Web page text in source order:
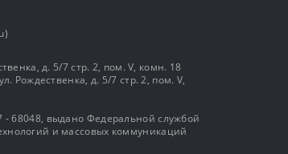
д. 5/7 стр. 2, пом. V, комн. 18
Рождественка, д. 5/7 стр. 2, пом. V,
68048, выдано Федеральной службой
и массовых коммуникаций